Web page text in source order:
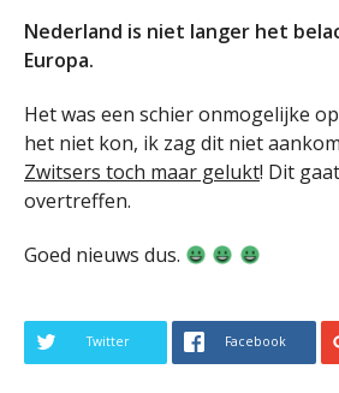
Nederland is niet langer het
Europa.
Het was een schier onmogelijke
het niet kon, ik zag dit niet
Zwitsers toch maar gelukt! Dit
overtreffen.
Goed nieuws dus.
Twitter Facebook